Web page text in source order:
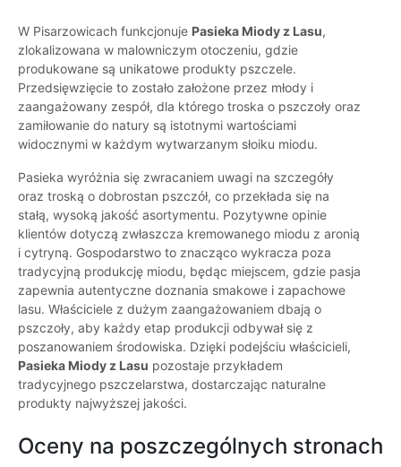
W Pisarzowicach funkcjonuje Pasieka Miody z Lasu,
zlokalizowana w malowniczym otoczeniu, gdzie
produkowane są unikatowe produkty pszczele.
Przedsięwzięcie to zostało założone przez młody i
zaangażowany zespół, dla którego troska o pszczoły oraz
zamiłowanie do natury są istotnymi wartościami
widocznymi w każdym wytwarzanym słoiku miodu.
Pasieka wyróżnia się zwracaniem uwagi na szczegóły
oraz troską o dobrostan pszczół, co przekłada się na
stałą, wysoką jakość asortymentu. Pozytywne opinie
klientów dotyczą zwłaszcza kremowanego miodu z aronią
i cytryną. Gospodarstwo to znacząco wykracza poza
tradycyjną produkcję miodu, będąc miejscem, gdzie pasja
zapewnia autentyczne doznania smakowe i zapachowe
lasu. Właściciele z dużym zaangażowaniem dbają o
pszczoły, aby każdy etap produkcji odbywał się z
poszanowaniem środowiska. Dzięki podejściu właścicieli,
Pasieka Miody z Lasu pozostaje przykładem
tradycyjnego pszczelarstwa, dostarczając naturalne
produkty najwyższej jakości.
Oceny na poszczególnych stronach